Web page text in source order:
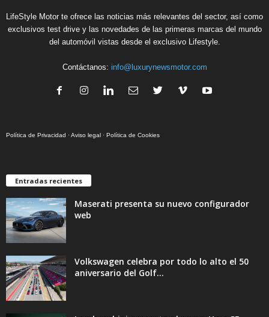
LifeStyle Motor te ofrece las noticias más relevantes del sector, así como
exclusivos test drive y las novedades de las primeras marcas del mundo
del automóvil vistas desde el exclusivo Lifestyle.
Contáctanos: info@luxurynewsmotor.com
Política de Privacidad ·Aviso legal · Política de Cookies
Entradas recientes
Maserati presenta su nuevo configurador
web
Volkswagen celebra por todo lo alto el 50
aniversario del Golf...